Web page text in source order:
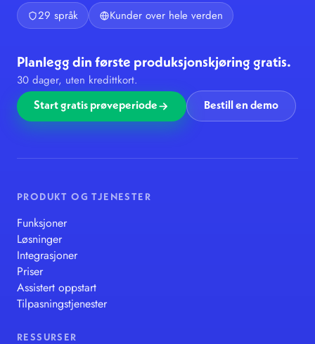
29 språk Kunder over hele verden
Planlegg din første produksjonskjøring gratis.
30 dager, uten kredittkort.
Start gratis prøveperiode Bestill en demo
PRODUKT OG TJENESTER
Funksjoner
Løsninger
Integrasjoner
Priser
Assistert oppstart
Tilpasningstjenester
RESSURSER